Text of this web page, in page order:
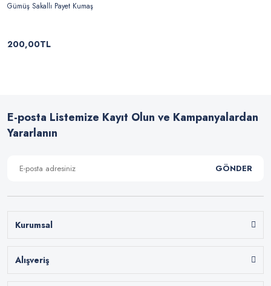
Gümüş Sakallı Payet Kumaş
200,00TL
E-posta Listemize Kayıt Olun ve Kampanyalardan
Yararlanın
GÖNDER
Kurumsal
Alışveriş